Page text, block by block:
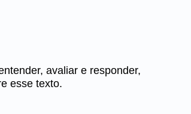
avaliar e responder,
esse texto.